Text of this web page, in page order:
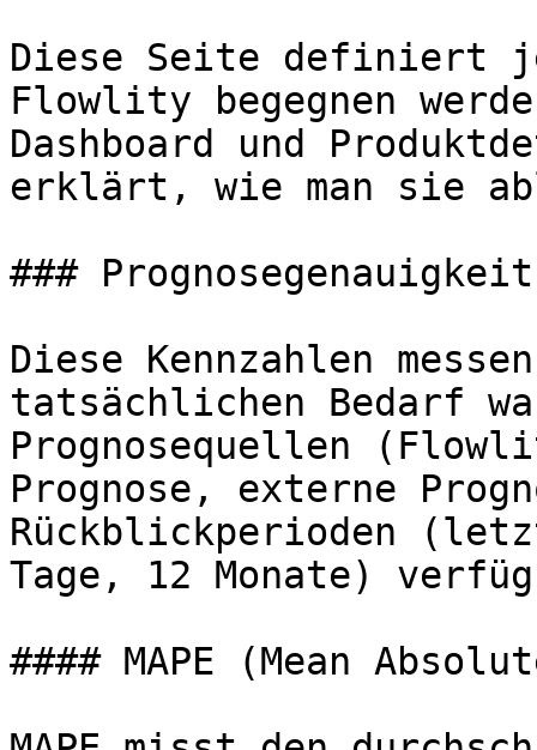
Diese Seite definiert
Flowlity begegnen
Dashboard und
erklärt, wie man sie
###
Diese Kennzahlen
tatsächlichen Bedarf
Prognosequellen
Prognose, externe
Rückblickperioden
Tage, 12 Monate)
#### MAPE (Mean